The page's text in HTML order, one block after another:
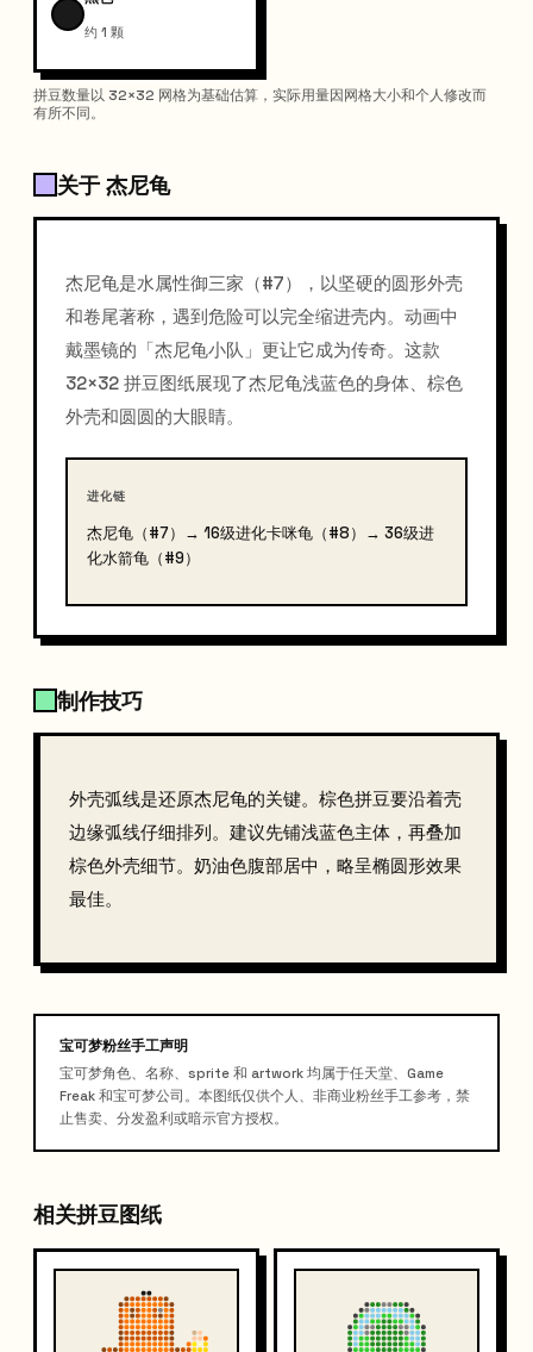
约 1 颗
拼豆数量以 32×32 网格为基础估算，实际用量因网格大小和个人修改而
有所不同。
关于 杰尼龟
杰尼龟是水属性御三家（#7），以坚硬的圆形外壳
和卷尾著称，遇到危险可以完全缩进壳内。动画中
戴墨镜的「杰尼龟小队」更让它成为传奇。这款
32×32 拼豆图纸展现了杰尼龟浅蓝色的身体、棕色
外壳和圆圆的大眼睛。
进化链
杰尼龟（#7）→ 16级进化卡咪龟（#8）→ 36级进
化水箭龟（#9）
制作技巧
外壳弧线是还原杰尼龟的关键。棕色拼豆要沿着壳
边缘弧线仔细排列。建议先铺浅蓝色主体，再叠加
棕色外壳细节。奶油色腹部居中，略呈椭圆形效果
最佳。
宝可梦粉丝手工声明
宝可梦角色、名称、sprite 和 artwork 均属于任天堂、Game
Freak 和宝可梦公司。本图纸仅供个人、非商业粉丝手工参考，禁
止售卖、分发盈利或暗示官方授权。
相关拼豆图纸